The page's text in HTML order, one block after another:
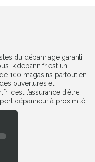
du dépannage garanti
kidepann.fr est un
100 magasins partout en
ouvertures et
c’est l’assurance d’être
dépanneur à proximité.